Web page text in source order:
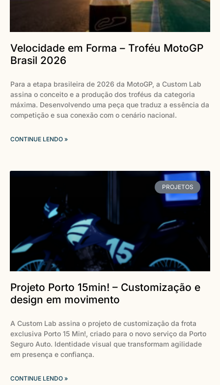
Velocidade em Forma – Troféu MotoGP
Brasil 2026
Para a etapa brasileira de 2026 da MotoGP, a Custom Lab
assina o conceito e a produção dos troféus da categoria
máxima. Desenvolvendo uma peça que traduz a essência da
competição e sua conexão com o cenário nacional.
CONTINUE LENDO »
PROJETOS
Projeto Porto 15min! – Customização e
design em movimento
A Custom Lab assina o projeto de customização da frota
exclusiva Porto 15 Min!, criado para o novo serviço da Porto
Seguro Auto. Identidade visual que transformam agilidade
em presença e confiança.
CONTINUE LENDO »